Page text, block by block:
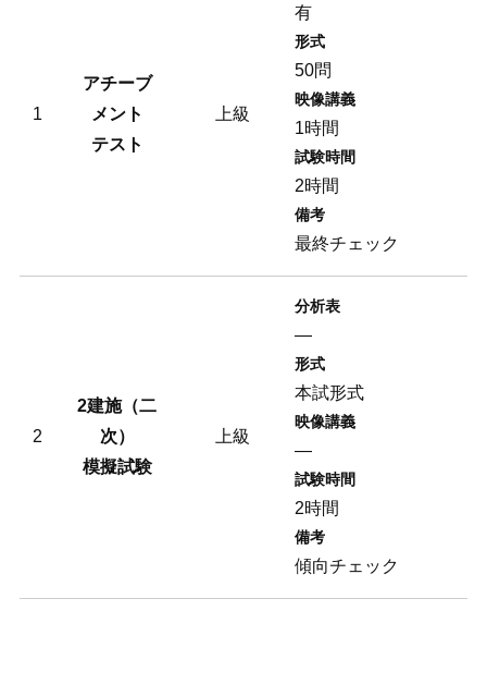
1
アチーブ
メント
テスト
上級
有
形式
50問
映像講義
1時間
試験時間
2時間
備考
最終チェック
2
2建施（二
次）
模擬試験
上級
分析表
―
形式
本試形式
映像講義
―
試験時間
2時間
備考
傾向チェック